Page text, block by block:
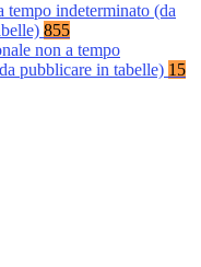
tempo indeterminato (da
855
non a tempo
pubblicare in tabelle) 15